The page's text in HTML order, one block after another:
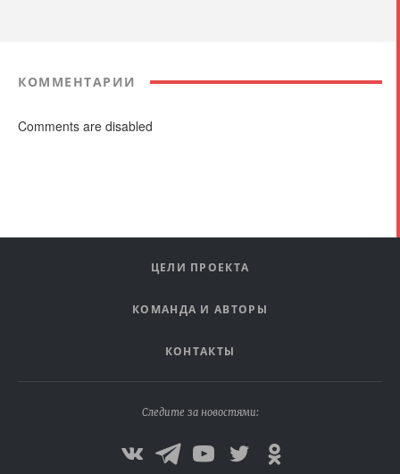
КОММЕНТАРИИ
Comments are disabled
ЦЕЛИ ПРОЕКТА
КОМАНДА И АВТОРЫ
КОНТАКТЫ
Следите за новостями: